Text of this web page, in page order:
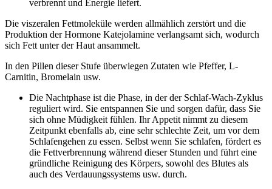
verbrennt und Energie liefert.
Die viszeralen Fettmoleküle werden allmählich zerstört und die
Produktion der Hormone Katejolamine verlangsamt sich, wodurch
sich Fett unter der Haut ansammelt.
In den Pillen dieser Stufe überwiegen Zutaten wie Pfeffer, L-
Carnitin, Bromelain usw.
Die Nachtphase ist die Phase, in der der Schlaf-Wach-Zyklus
reguliert wird. Sie entspannen Sie und sorgen dafür, dass Sie
sich ohne Müdigkeit fühlen. Ihr Appetit nimmt zu diesem
Zeitpunkt ebenfalls ab, eine sehr schlechte Zeit, um vor dem
Schlafengehen zu essen. Selbst wenn Sie schlafen, fördert es
die Fettverbrennung während dieser Stunden und führt eine
gründliche Reinigung des Körpers, sowohl des Blutes als
auch des Verdauungssystems usw. durch.